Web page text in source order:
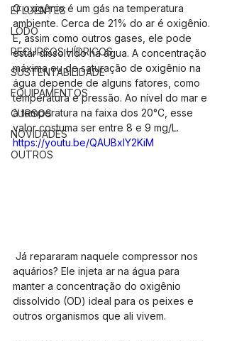
EFLUENTES
LODO
RECURSOS HÍDRICOS
SUSTENTABILIDADE
EQUIPAMENTOS
CURSOS
NOVIDADES
OUTROS
O oxigênio é um gás na temperatura
ambiente. Cerca de 21% do ar é oxigênio.
E, assim como outros gases, ele pode
estar dissolvido na água. A concentração
máxima ou de saturação de oxigênio na
água depende de alguns fatores, como
temperatura e pressão. Ao nível do mar e
à temperatura na faixa dos 20°C, esse
valor costuma ser entre 8 e 9 mg/L.
https://youtu.be/QAUBxlY2KiM
aquários? Ele injeta ar na água para
manter a concentração do oxigênio
dissolvido (OD) ideal para os peixes e
outros organismos que ali vivem.